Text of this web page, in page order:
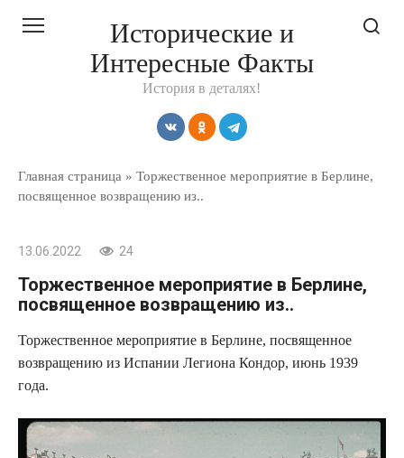
Исторические и
Интересные Факты
История в деталях!
Главная страница » Торжественное мероприятие в Берлине,
посвященное возвращению из..
13.06.2022 24
Торжественное мероприятие в Берлине,
посвященное возвращению из..
Торжественное мероприятие в Берлине, посвященное
возвращению из Испании Легиона Кондор, июнь 1939
года.